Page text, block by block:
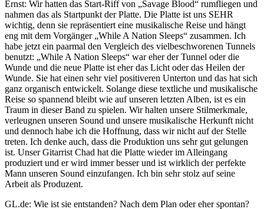
Ernst: Wir hatten das Start-Riff von „Savage Blood“ rumfliegen und
nahmen das als Startpunkt der Platte. Die Platte ist uns SEHR
wichtig, denn sie repräsentiert eine musikalische Reise und hängt
eng mit dem Vorgänger „While A Nation Sleeps“ zusammen. Ich
habe jetzt ein paarmal den Vergleich des vielbeschworenen Tunnels
benutzt: „While A Nation Sleeps“ war eher der Tunnel oder die
Wunde und die neue Platte ist eher das Licht oder das Heilen der
Wunde. Sie hat einen sehr viel positiveren Unterton und das hat sich
ganz organisch entwickelt. Solange diese textliche und musikalische
Reise so spannend bleibt wie auf unseren letzten Alben, ist es ein
Traum in dieser Band zu spielen. Wir halten unsere Stilmerkmale,
verleugnen unseren Sound und unsere musikalische Herkunft nicht
und dennoch habe ich die Hoffnung, dass wir nicht auf der Stelle
treten. Ich denke auch, dass die Produktion uns sehr gut gelungen
ist. Unser Gitarrist Chad hat die Platte wieder im Alleingang
produziert und er wird immer besser und ist wirklich der perfekte
Mann unseren Sound einzufangen. Ich bin sehr stolz auf seine
Arbeit als Produzent.
GL.de: Wie ist sie entstanden? Nach dem Plan oder eher spontan?